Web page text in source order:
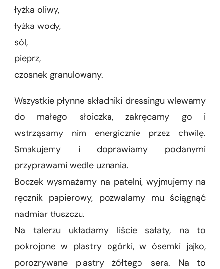
łyżka oliwy,
łyżka wody,
sól,
pieprz,
czosnek granulowany.
Wszystkie płynne składniki dressingu wlewamy
do małego słoiczka, zakręcamy go i
wstrząsamy nim energicznie przez chwilę.
Smakujemy i doprawiamy podanymi
przyprawami wedle uznania.
Boczek wysmażamy na patelni, wyjmujemy na
ręcznik papierowy, pozwalamy mu ściągnąć
nadmiar tłuszczu.
Na talerzu układamy liście sałaty, na to
pokrojone w plastry ogórki, w ósemki jajko,
porozrywane plastry żółtego sera. Na to